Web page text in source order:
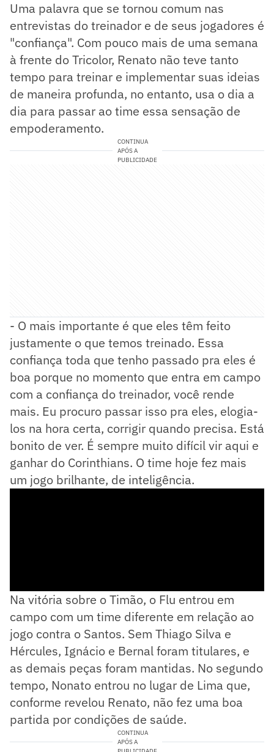
Uma palavra que se tornou comum nas
entrevistas do treinador e de seus jogadores é
"confiança". Com pouco mais de uma semana
à frente do Tricolor, Renato não teve tanto
tempo para treinar e implementar suas ideias
de maneira profunda, no entanto, usa o dia a
dia para passar ao time essa sensação de
empoderamento.
CONTINUA
APÓS A
PUBLICIDADE
- O mais importante é que eles têm feito
justamente o que temos treinado. Essa
confiança toda que tenho passado pra eles é
boa porque no momento que entra em campo
com a confiança do treinador, você rende
mais. Eu procuro passar isso pra eles, elogia-
los na hora certa, corrigir quando precisa. Está
bonito de ver. É sempre muito difícil vir aqui e
ganhar do Corinthians. O time hoje fez mais
um jogo brilhante, de inteligência.
Na vitória sobre o Timão, o Flu entrou em
campo com um time diferente em relação ao
jogo contra o Santos. Sem Thiago Silva e
Hércules, Ignácio e Bernal foram titulares, e
as demais peças foram mantidas. No segundo
tempo, Nonato entrou no lugar de Lima que,
conforme revelou Renato, não fez uma boa
partida por condições de saúde.
CONTINUA
APÓS A